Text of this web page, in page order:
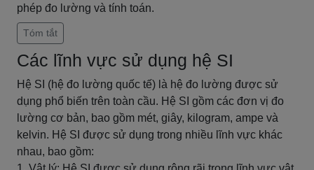
phép đo lường và tính toán.
Tóm tắt
Các lĩnh vực sử dụng hệ SI
Hệ SI (hệ đo lường quốc tế) là hệ đo lường được sử
dụng phổ biến trên toàn cầu. Hệ SI gồm các đơn vị đo
lường cơ bản, bao gồm mét, giây, kilogram, ampe và
kelvin. Hệ SI được sử dụng trong nhiều lĩnh vực khác
nhau, bao gồm: